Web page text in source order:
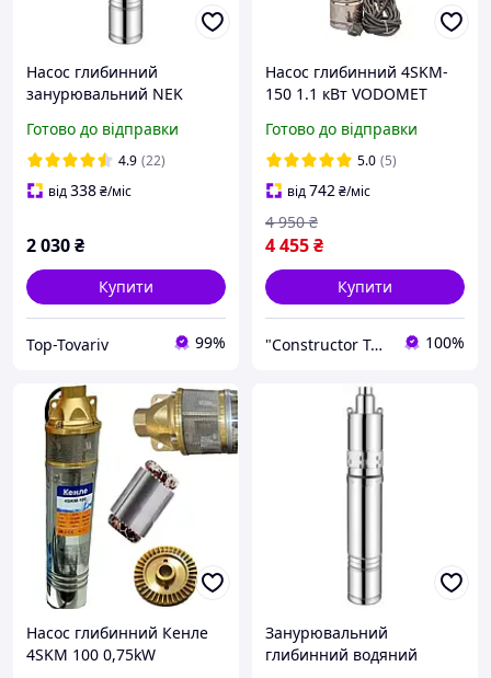
Насос глибинний
занурювальний NEK
шнековий, для
свердловини, колодязя
Готово до відправки
4.9 (22)
від338₴/міс
2 030₴
Купити
Top-Tovariv 99%
Насос глибинний 4SKM-
150 1.1 кВт VODOMET
для води для свердловин
Готово до відправки
5.0 (5)
від742₴/міс
4 455₴
4 950 ₴
Купити
"Constructor Tepla" Конструктор Тепла 100%
Насос глибинний Кенле
4SKM 100 0,75kW
Занурювальний
глибинний водяний